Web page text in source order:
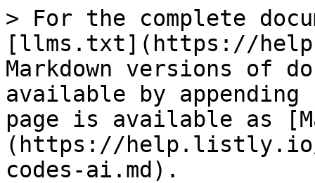
> For the complete
[llms.txt](https://
Markdown versions of
available by
page is available as
(https://help.listly.io/
codes-ai.md).